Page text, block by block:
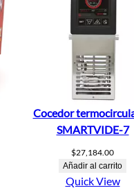
Cocedor
SMARTVIDE-7
$27,184.00
Añadir al carrito
Quick View